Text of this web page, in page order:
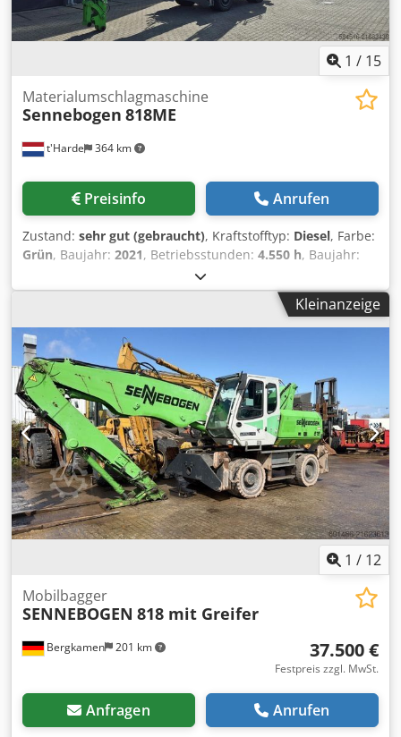
1 / 15
t'Harde 364 km
Materialumschlagmaschine
Sennebogen 818ME
Preisinfo Anrufen
Zustand: sehr gut (gebraucht), Kraftstofftyp: Diesel, Farbe:
Grün, Baujahr: 2021, Betriebsstunden: 4.550 h, Baujahr:
2021 Zylinderzahl: 1 Leergewicht: 19.000 kg Mastlänge: 9 m
Technischer Zustand: sehr gut Dedpfsyz Dirjx Aguewa
Optischer Zustand: sehr gut Preis: Auf Anfrage
Seriennummer: 818.0.2803 Wenden Sie sich an Ferdinand
Pater, um weitere Informationen zu erhalten.
Kleinanzeige
1 / 12
Bergkamen 201 km
Mobilbagger
SENNEBOGEN 818 mit Greifer
37.500 €
Festpreis zzgl. MwSt.
Anfragen Anrufen